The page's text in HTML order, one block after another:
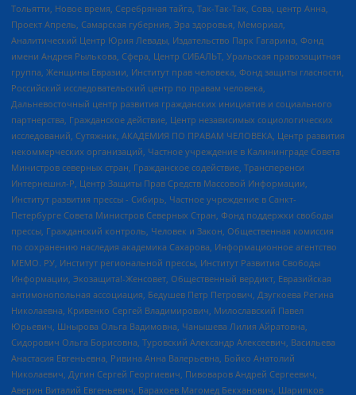
Тольятти, Новое время, Серебряная тайга, Так-Так-Так, Сова, центр Анна,
Проект Апрель, Самарская губерния, Эра здоровья, Мемориал,
Аналитический Центр Юрия Левады, Издательство Парк Гагарина, Фонд
имени Андрея Рылькова, Сфера, Центр СИБАЛЬТ, Уральская правозащитная
группа, Женщины Евразии, Институт прав человека, Фонд защиты гласности,
Российский исследовательский центр по правам человека,
Дальневосточный центр развития гражданских инициатив и социального
партнерства, Гражданское действие, Центр независимых социологических
исследований, Сутяжник, АКАДЕМИЯ ПО ПРАВАМ ЧЕЛОВЕКА, Центр развития
некоммерческих организаций, Частное учреждение в Калининграде Совета
Министров северных стран, Гражданское содействие, Трансперенси
Интернешнл-Р, Центр Защиты Прав Средств Массовой Информации,
Институт развития прессы - Сибирь, Частное учреждение в Санкт-
Петербурге Совета Министров Северных Стран, Фонд поддержки свободы
прессы, Гражданский контроль, Человек и Закон, Общественная комиссия
по сохранению наследия академика Сахарова, Информационное агентство
МЕМО. РУ, Институт региональной прессы, Институт Развития Свободы
Информации, Экозащита!-Женсовет, Общественный вердикт, Евразийская
антимонопольная ассоциация, Бедушев Петр Петрович, Дзугкоева Регина
Николаевна, Кривенко Сергей Владимирович, Милославский Павел
Юрьевич, Шнырова Ольга Вадимовна, Чанышева Лилия Айратовна,
Сидорович Ольга Борисовна, Туровский Александр Алексеевич, Васильева
Анастасия Евгеньевна, Ривина Анна Валерьевна, Бойко Анатолий
Николаевич, Дугин Сергей Георгиевич, Пивоваров Андрей Сергеевич,
Аверин Виталий Евгеньевич, Барахоев Магомед Бекханович, Шарипков